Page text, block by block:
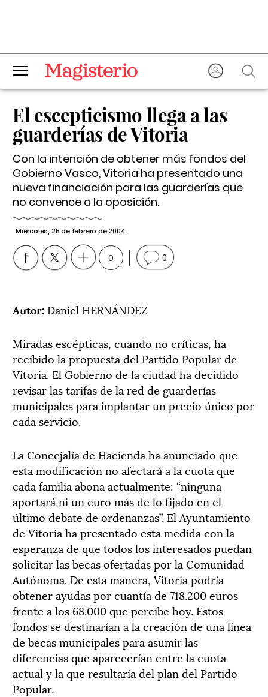
El escepticismo llega a las
guarderías de Vitoria
Con la intención de obtener más fondos del
Gobierno Vasco, Vitoria ha presentado una
nueva financiación para las guarderías que
no convence a la oposición.
Miércoles, 25 de febrero de 2004
0 0
Autor: Daniel HERNÁNDEZ
Miradas escépticas, cuando no críticas, ha
recibido la propuesta del Partido Popular de
Vitoria. El Gobierno de la ciudad ha decidido
revisar las tarifas de la red de guarderías
municipales para implantar un precio único por
cada servicio.
La Concejalía de Hacienda ha anunciado que
esta modificación no afectará a la cuota que
cada familia abona actualmente: “ninguna
aportará ni un euro más de lo fijado en el
último debate de ordenanzas”. El Ayuntamiento
de Vitoria ha presentado esta medida con la
esperanza de que todos los interesados puedan
solicitar las becas ofertadas por la Comunidad
Autónoma. De esta manera, Vitoria podría
obtener ayudas por cuantía de 718.200 euros
frente a los 68.000 que percibe hoy. Estos
fondos se destinarían a la creación de una línea
de becas municipales para asumir las
diferencias que aparecerían entre la cuota
actual y la que resultaría del plan del Partido
Popular.